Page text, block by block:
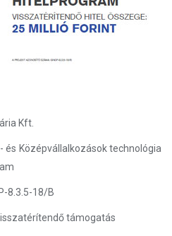
Kft.
és Középvállalkozások technológia
8.3.5-18/B
támogatás